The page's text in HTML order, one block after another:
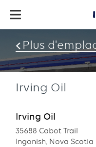
main
content
Plus
Irving Oil
Irving Oil
35688 Cabot Trail
Ingonish, Nova Scotia